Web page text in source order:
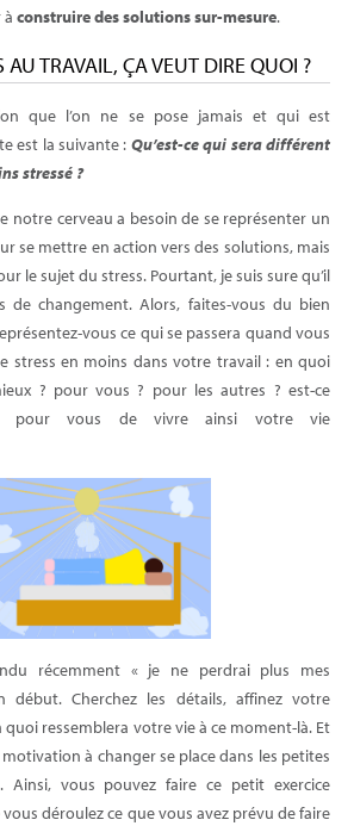
construire des solutions sur-mesure.
AU TRAVAIL, ÇA VEUT DIRE QUOI ?
que l’on ne se pose jamais et qui est
est la suivante : Qu’est-ce qui sera différent
stressé ?
notre cerveau a besoin de se représenter un
se mettre en action vers des solutions, mais
le sujet du stress. Pourtant, je suis sure qu’il
de changement. Alors, faites-vous du bien
vous ce qui se passera quand vous
stress en moins dans votre travail : en quoi
? pour vous ? pour les autres ? est-ce
pour vous de vivre ainsi votre vie
récemment « je ne perdrai plus mes
début. Cherchez les détails, affinez votre
ressemblera votre vie à ce moment-là. Et
à changer se place dans les petites
Ainsi, vous pouvez faire ce petit exercice
déroulez ce que vous avez prévu de faire